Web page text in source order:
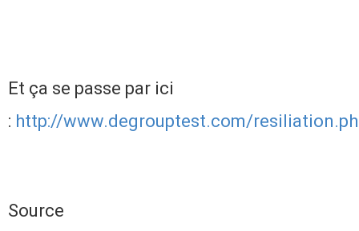
Et ça se passe par ici
: http://www.degrouptest.com/
Source